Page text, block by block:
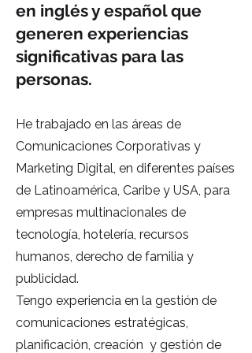
en inglés y español que
generen experiencias
significativas para las
personas.
He trabajado en las áreas de
Comunicaciones Corporativas y
Marketing Digital, en diferentes países
de Latinoamérica, Caribe y USA, para
empresas multinacionales de
tecnología, hotelería, recursos
humanos, derecho de familia y
publicidad.
Tengo experiencia en la gestión de
comunicaciones estratégicas,
planificación, creación y gestión de